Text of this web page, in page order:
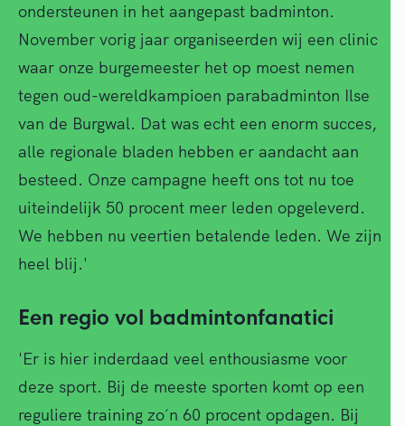
ondersteunen in het aangepast badminton.
November vorig jaar organiseerden wij een clinic
waar onze burgemeester het op moest nemen
tegen oud-wereldkampioen parabadminton Ilse
van de Burgwal. Dat was echt een enorm succes,
alle regionale bladen hebben er aandacht aan
besteed. Onze campagne heeft ons tot nu toe
uiteindelijk 50 procent meer leden opgeleverd.
We hebben nu veertien betalende leden. We zijn
heel blij.'
Een regio vol badmintonfanatici
'Er is hier inderdaad veel enthousiasme voor
deze sport. Bij de meeste sporten komt op een
reguliere training zo´n 60 procent opdagen. Bij